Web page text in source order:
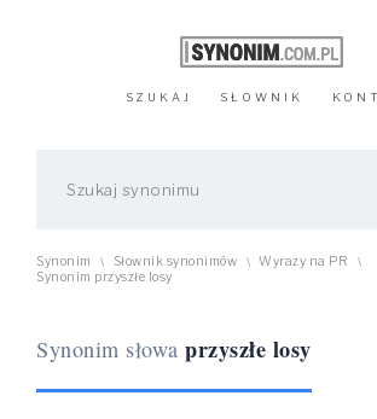
SZUKAJ SŁOWNIK
Synonim \ Słownik synonimów \ Wyrazy na PR \
Synonim przyszłe losy
Synonim słowa przyszłe losy